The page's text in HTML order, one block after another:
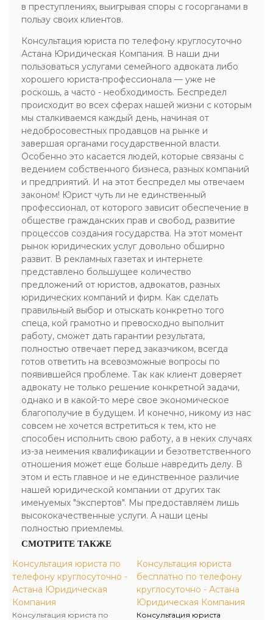
в преступлениях, выигрывая споры с госорганами в
пользу своих клиентов.
Консультация юриста по телефону круглосуточно
Астана Юридическая Компания. В наши дни
пользоваться услугами семейного адвоката либо
хорошего юриста-профессионала — уже не
роскошь, а часто - необходимость. Беспредел
происходит во всех сферах нашей жизни с которым
мы сталкиваемся каждый день, начиная от
недобросовестных продавцов на рынке и
завершая органами государственной власти.
Особенно это касается людей, которые связаны с
ведением собственного бизнеса, разных компаний
и предприятий. И на этот беспредел мы отвечаем
законом! Юрист чуть ли не единственный
профессионал, от которого зависит обеспечение в
обществе гражданских прав и свобод, развитие
процессов создания государства. На этот момент
рынок юридических услуг довольно обширно
развит. В рекламных газетах и интернете
представлено большущее количество
предложений от юристов, адвокатов, разных
юридических компаний и фирм. Как сделать
правильный выбор и отыскать конкретно того
спеца, кой грамотно и превосходно выполнит
работу, сможет дать гарантии результата,
полностью отвечает перед заказчиком, всегда
готов ответить на всевозможные вопросы по
появившейся проблеме. Так как клиент доверяет
адвокату не только решение конкретной задачи,
однако и в какой-то мере свое экономическое
благополучие в будущем. И конечно, никому из нас
совсем не хочется встретиться к тем, кто не
способен исполнить свою работу, а в неких случаях
из-за неимения квалификации и безответственного
отношения может еще больше навредить делу. В
этом и есть главное и не единственное различие
нашей юридической компании от других так
именуемых "экспертов". Мы предоставляем лишь
высококачественные услуги. А наши цены
полностью приемлемы.
СМОТРИТЕ ТАКЖЕ
Консультация юриста по
телефону круглосуточно -
Астана Юридическая
Компания
Консультация юриста по
Консультация юриста
бесплатно по телефону
круглосуточно - Астана
Юридическая Компания
Консультация юриста